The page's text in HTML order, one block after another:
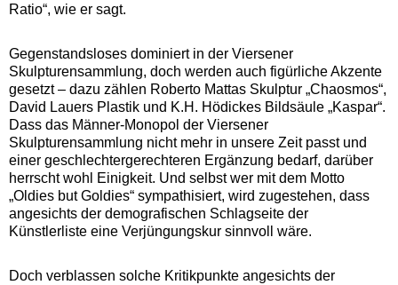
Ratio“, wie er sagt.
Gegenstandsloses dominiert in der Viersener
Skulpturensammlung, doch werden auch figürliche Akzente
gesetzt – dazu zählen Roberto Mattas Skulptur „Chaosmos“,
David Lauers Plastik und K.H. Hödickes Bildsäule „Kaspar“.
Dass das Männer-Monopol der Viersener
Skulpturensammlung nicht mehr in unsere Zeit passt und
einer geschlechtergerechteren Ergänzung bedarf, darüber
herrscht wohl Einigkeit. Und selbst wer mit dem Motto
„Oldies but Goldies“ sympathisiert, wird zugestehen, dass
angesichts der demografischen Schlagseite der
Künstlerliste eine Verjüngungskur sinnvoll wäre.
Doch verblassen solche Kritikpunkte angesichts der